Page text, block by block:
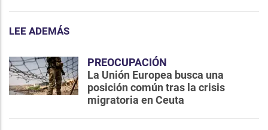
LEE ADEMÁS
PREOCUPACIÓN
La Unión Europea busca una
posición común tras la crisis
migratoria en Ceuta